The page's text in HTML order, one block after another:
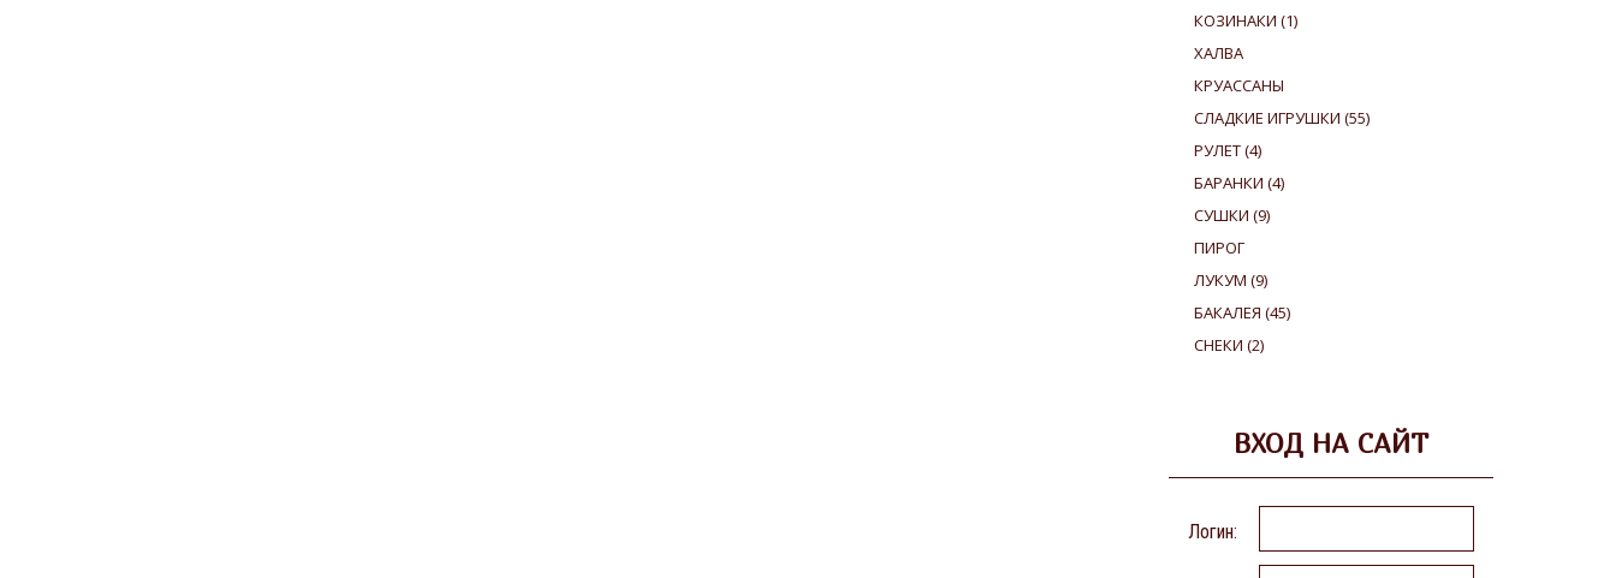
КОЗИНАКИ (1)
ХАЛВА
КРУАССАНЫ
СЛАДКИЕ ИГРУШКИ (55)
РУЛЕТ(4)
БАРАНКИ (4)
СУШКИ (9)
ПИРОГ
ЛУКУМ (9)
БАКАЛЕЯ (45)
СНЕКИ (2)
ВХОД НА САЙТ
Логин: